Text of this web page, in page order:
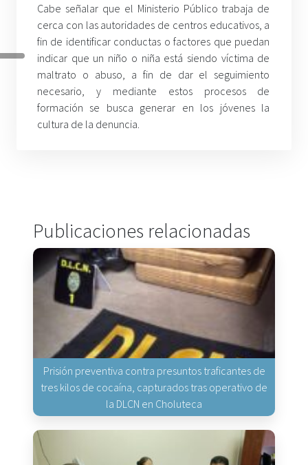
Cabe señalar que el Ministerio Público trabaja de
cerca con las autoridades de centros educativos, a
fin de identificar conductas o factores que puedan
indicar que un niño o niña está siendo víctima de
maltrato o abuso, a fin de dar el seguimiento
necesario, y mediante estos procesos de
formación se busca generar en los jóvenes la
cultura de la denuncia.
Publicaciones relacionadas
Prisión preventiva contra presuntos traficantes de
tres kilos de cocaína, capturados tras operativo de
la DLCN en Choluteca